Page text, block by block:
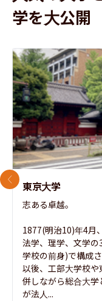
学を大公開
東京大学
志ある卓越。
1877(明治10)年4月
法学、理学、文学
学校の前身)で構成
以後、工部大学校
併しながら総合大
が法人...
前のスライド